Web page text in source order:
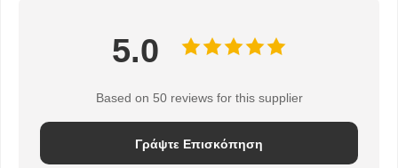
5.0
Based on 50 reviews for this supplier
Γράψτε Επισκόπηση